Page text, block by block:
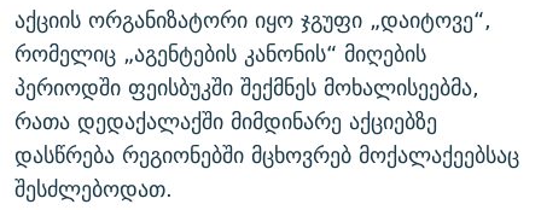
აქციის ორგანიზატორი იყო ჯგუფი „დაიტოვე“,
რომელიც „აგენტების კანონის“ მიღების
პერიოდში ფეისბუკში შექმნეს მოხალისეებმა,
რათა დედაქალაქში მიმდინარე აქციებზე
დასწრება რეგიონებში მცხოვრებ მოქალაქეებსაც
შესძლებოდათ.